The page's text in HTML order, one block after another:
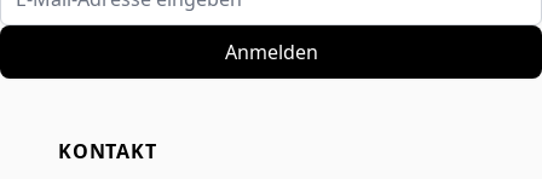
Anmelden
KONTAKT